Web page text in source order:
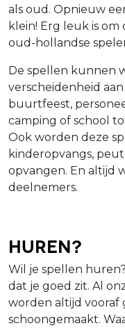
als oud. Opnieuw
klein! Erg leuk is
oud-hollandse
De spellen kunnen
verscheidenheid
buurtfeest,
camping of school
Ook worden deze
kinderopvangs,
opvangen. En altijd
deelnemers.
Huren?
Wil je spellen
dat je goed zit. Al
worden altijd vooraf
schoongemaakt.